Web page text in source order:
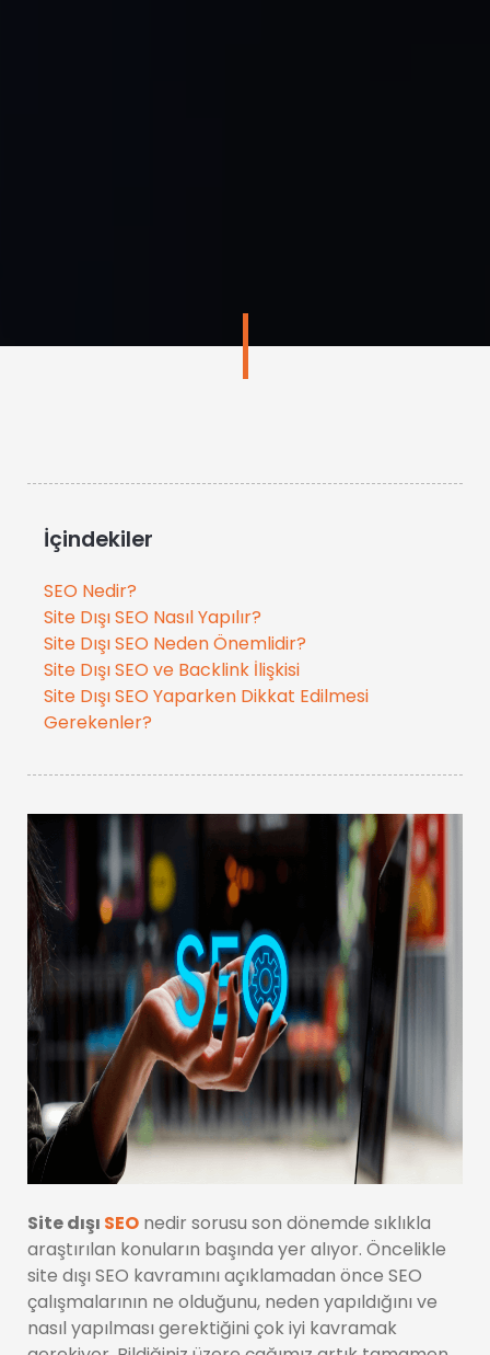
İçindekiler
SEO Nedir?
Site Dışı SEO Nasıl Yapılır?
Site Dışı SEO Neden Önemlidir?
Site Dışı SEO ve Backlink İlişkisi
Site Dışı SEO Yaparken Dikkat Edilmesi
Gerekenler?
Site dışı SEO nedir sorusu son dönemde sıklıkla
araştırılan konuların başında yer alıyor. Öncelikle
site dışı SEO kavramını açıklamadan önce SEO
çalışmalarının ne olduğunu, neden yapıldığını ve
nasıl yapılması gerektiğini çok iyi kavramak